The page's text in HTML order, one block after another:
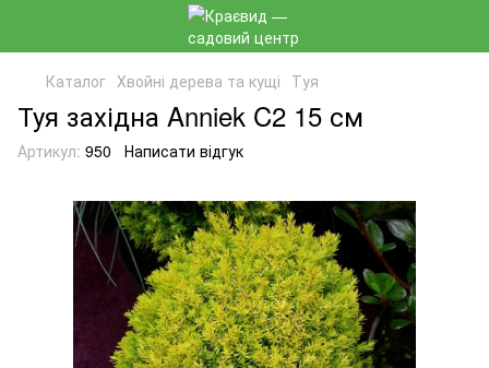
Каталог Хвойні дерева та кущі Туя
Туя західна Anniek C2 15 см
Артикул: 950 Написати відгук